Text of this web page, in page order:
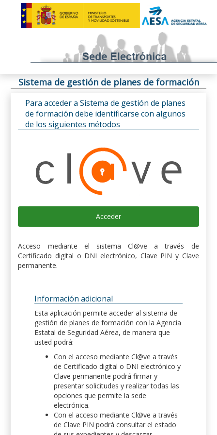
Sistema de gestión de planes de formación
Para acceder a Sistema de gestión de planes
de formación debe identificarse con algunos
de los siguientes métodos
Acceder
Acceso mediante el sistema Cl@ve a través de
Certificado digital o DNI electrónico, Clave PIN y Clave
permanente.
Información adicional
Esta aplicación permite acceder al sistema de
gestión de planes de formación con la Agencia
Estatal de Seguridad Aérea, de manera que
usted podrá:
Con el acceso mediante Cl@ve a través
de Certificado digital o DNI electrónico y
Clave permanente podrá firmar y
presentar solicitudes y realizar todas las
opciones que permite la sede
electrónica.
Con el acceso mediante Cl@ve a través
de Clave PIN podrá consultar el estado